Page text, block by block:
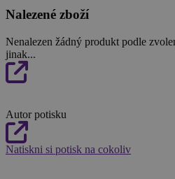
Nalezené zboží
Nenalezen žádný produkt podle
jinak...
Autor potisku
Natiskni si potisk na cokoliv